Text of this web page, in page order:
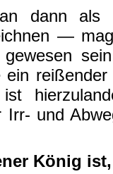
dann als
—
ein
ist
Irr- und
König